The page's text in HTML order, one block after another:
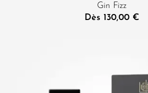
Gin Fizz
Dès 130,00 €